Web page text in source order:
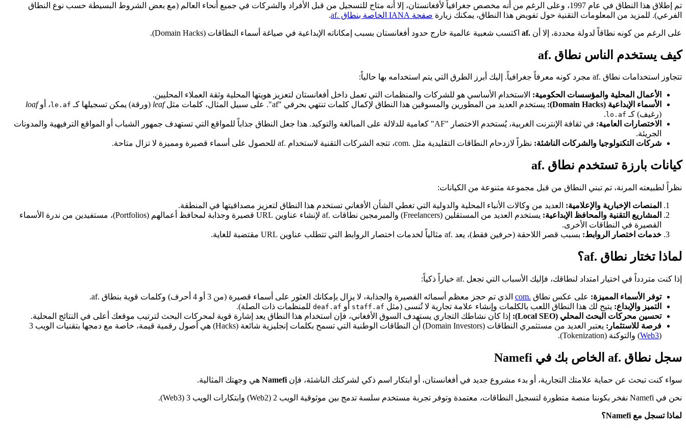
تم إطلاق هذا النطاق في عام 1997، وعلى الرغم من أنه مخصص جغرافياً لأفغانستان، إلا أنه متاح للتسجيل من قبل الأفراد والشركات في جميع أنحاء العالم (مع بعض الشروط البسيطة حسب نوع النطاق
الفرعي). للمزيد من المعلومات التقنية حول تفويض هذا النطاق، يمكنك زيارة صفحة IANA الخاصة بنطاق .af .
على الرغم من كونه نطاقاً لدولة محددة، إلا أن .af اكتسب شعبية عالمية خارج حدود أفغانستان بسبب إمكاناته الإبداعية في صياغة أسماء النطاقات (Domain Hacks).
كيف يستخدم الناس نطاق .af
تتجاوز استخدامات نطاق .af مجرد كونه معرفاً جغرافياً. إليك أبرز الطرق التي يتم استخدامه بها حالياً:
الأعمال المحلية والمؤسسات الحكومية: الاستخدام الأساسي هو للشركات والمنظمات التي تعمل داخل أفغانستان لتعزيز هويتها المحلية وثقة العملاء المحليين.
الأسماء الإبداعية (Domain Hacks):
يستخدم العديد من المطورين والمسوقين هذا النطاق لإكمال كلمات تنتهي بحرفي "af". على سبيل المثال، كلمات مثل leaf (ورقة) يمكن تسجيلها كـ le.af ، أوloaf
(رغيف) كـ lo.af
.
الاختصارات العامية:
في ثقافة الإنترنت الغربية، يُستخدم الاختصار "AF" كعامية للدلالة على المبالغة والتوكيد. هذا جعل النطاق جذاباً للمواقع التي تستهدف جمهور الشباب أو المواقع الترفيهية والمدونات
الجريئة.
شركات التكنولوجيا والشركات الناشئة: نظراً لازدحام النطاقات التقليدية مثل .com، تتجه الشركات التقنية لاستخدام .af للحصول على أسماء قصيرة ومميزة لا تزال متاحة.
كيانات بارزة تستخدم نطاق .af
نظراً لطبيعته المرنة، تم تبني النطاق من قبل مجموعة متنوعة من الكيانات:
المنصات الإخبارية والإعلامية: العديد من وكالات الأنباء المحلية والدولية التي تغطي الشأن الأفغاني تستخدم هذا النطاق لتعزيز مصداقيتها في المنطقة.
المشاريع التقنية والمحافظ الإبداعية:
يستخدم العديد من المستقلين (Freelancers) والمبرمجين نطاقات .af لإنشاء عناوين URL قصيرة وجذابة لمحافظ أعمالهم (Portfolios)، مستفيدين من ندرة الأسماء
القصيرة في النطاقات الأخرى.
خدمات اختصار الروابط: بسبب قصر اللاحقة (حرفين فقط)، يعد .af مثالياً لخدمات اختصار الروابط التي تتطلب عناوين URL مقتضبة للغاية.
لماذا تختار نطاق .af؟
إذا كنت متردداً في اختيار امتداد لنطاقك، فإليك الأسباب التي تجعل .af خياراً ذكياً:
توفر الأسماء المميزة: على عكس نطاق .com
الذي تم حجز معظم أسمائه القصيرة والجذابة، لا يزال بإمكانك العثور على أسماء قصيرة (من 3 أو 4 أحرف) وكلمات قوية بنطاق .af.
التميز والإبداع: يتيح لك هذا النطاق اللعب بالكلمات وإنشاء علامة تجارية لا تُنسى (مثل staff.af أو deaf.af للمنظمات ذات الصلة).
تحسين محركات البحث المحلي (Local SEO):
إذا كان نشاطك التجاري يستهدف السوق الأفغاني، فإن استخدام هذا النطاق يعد إشارة قوية لمحركات البحث لترتيب موقعك أعلى في النتائج المحلية.
فرصة للاستثمار:
يعتبر العديد من مستثمري النطاقات (Domain Investors) أن النطاقات الوطنية التي تسمح بكلمات إنجليزية شائعة (Hacks) هي أصول رقمية قيمة، خاصة مع دمجها بتقنيات الويب 3
(
Web3) والتوكنة (Tokenization).
سجل نطاق .af الخاص بك في Namefi
سواء كنت تبحث عن حماية علامتك التجارية، أو بدء مشروع جديد في أفغانستان، أو ابتكار اسم ذكي لشركتك الناشئة، فإن Namefi هي وجهتك المثالية.
نحن في Namefi نفخر بكوننا منصة متطورة لتسجيل النطاقات، معتمدة وتوفر تجربة مستخدم سلسة تدمج بين موثوقية الويب 2 (Web2) وابتكارات الويب 3 (Web3).
لماذا تسجل مع Namefi؟